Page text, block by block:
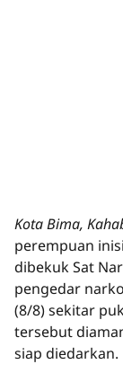
Kota Bima,
perempuan
dibekuk Sat
pengedar
(8/8) sekitar
tersebut
siap diedarkan.